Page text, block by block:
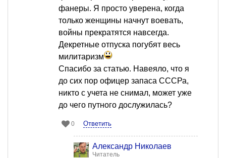
фанеры. Я просто уверена, когда
только женщины начнут воевать,
войны прекратятся навсегда.
Декретные отпуска погубят весь
милитаризм
Спасибо за статью. Навеяло, что я
до сих пор офицер запаса СССРа,
никто с учета не снимал, может уже
до чего путного дослужилась?
0 Ответить
Александр Николаев
Читатель